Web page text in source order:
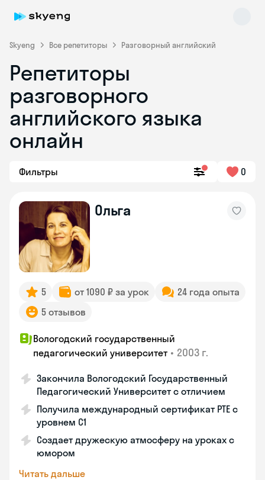
Skyeng Все репетиторы Разговорный английский
Репетиторы
разговорного
английского языка
онлайн
Фильтры 0
Ольга
5 от 1090 ₽ за урок
24 года опыта
5 отзывов
Вологодский государственный
педагогический университет • 2003 г.
Закончила Вологодский Государственный
Педагогический Университет с отличием
Получила международный сертификат PTE с
уровнем C1
Создает дружескую атмосферу на уроках с
юмором
Читать дальше